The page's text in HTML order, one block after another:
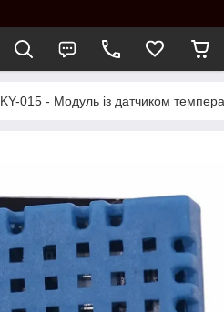
KY-015 - Модуль із датчиком